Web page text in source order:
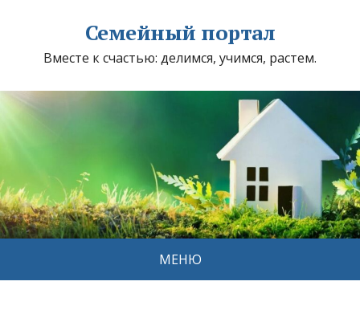
Семейный портал
Вместе к счастью: делимся, учимся, растем.
МЕНЮ